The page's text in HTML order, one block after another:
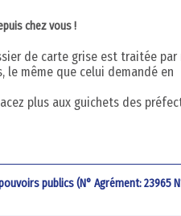
chez vous !
de carte grise est traitée
le même que celui demandé en
plus aux guichets des
publics (N° Agrément: 23965